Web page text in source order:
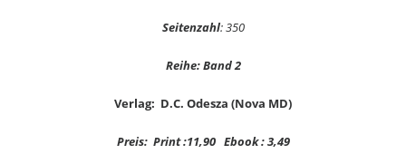
Seitenzahl: 350
Reihe: Band 2
Verlag: D.C. Odesza (Nova MD)
Preis: Print :11,90 Ebook : 3,49